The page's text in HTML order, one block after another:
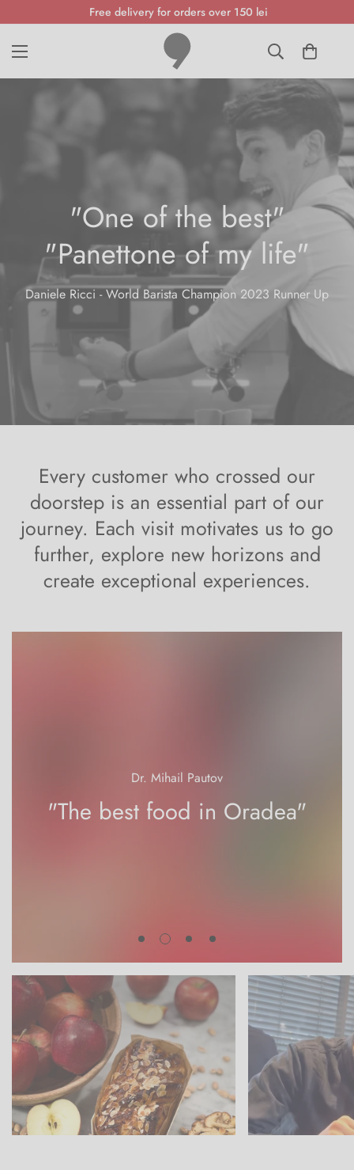
Free delivery for orders over 150 lei
"One of the best"
"Panettone of my life"
Daniele Ricci - World Barista Champion 2023 Runner Up
Every customer who crossed our
doorstep is an essential part of our
journey. Each visit motivates us to go
further, explore new horizons and
create exceptional experiences.
Dr. Mihail Pautov
"The best food in Oradea"